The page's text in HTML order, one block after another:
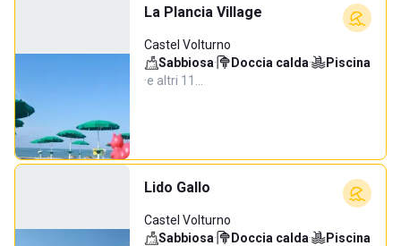
La Plancia Village
Castel Volturno
Sabbiosa· Doccia calda·
Piscina
·e altri 11…
Lido Gallo
Castel Volturno
Sabbiosa· Doccia calda·
Piscina